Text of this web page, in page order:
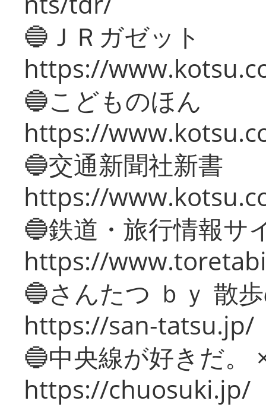
🔵ＪＲガゼット
https://
🔵こどものほん
https://
🔵交通新聞社新書
https://
🔵鉄道・旅行情報サ
https://
🔵さんたつ ｂｙ 散
https://san-tatsu.jp/
🔵中央線が好きだ。
https://chuosuki.jp/